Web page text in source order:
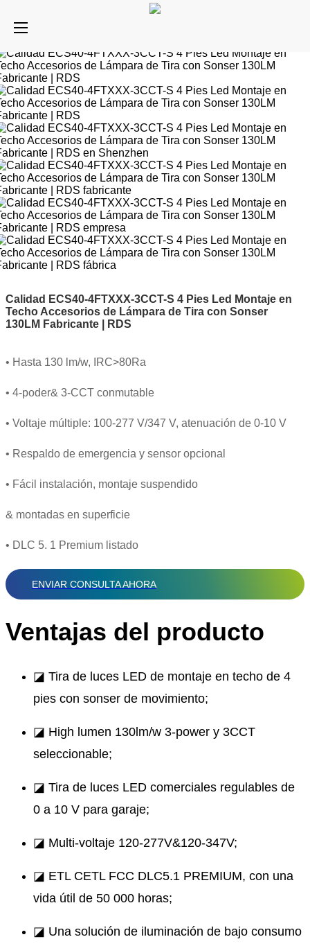
Calidad ECS40-4FTXXX-3CCT-S 4 Pies Led Montaje en
Techo Accesorios de Lámpara de Tira con Sonser
130LM Fabricante | RDS
• Hasta 130 lm/w, IRC>80Ra
• 4-poder& 3-CCT conmutable
• Voltaje múltiple: 100-277 V/347 V, atenuación de 0-10 V
• Respaldo de emergencia y sensor opcional
• Fácil instalación, montaje suspendido
& montadas en superficie
• DLC 5. 1 Premium listado
ENVIAR CONSULTA AHORA
Ventajas del producto
◪ Tira de luces LED de montaje en techo de 4
pies con sonser de movimiento;
◪ High lumen 130lm/w 3-power y 3CCT
seleccionable;
◪ Tira de luces LED comerciales regulables de
0 a 10 V para garaje;
◪ Multi-voltaje 120-277V&120-347V;
◪ ETL CETL FCC DLC5.1 PREMIUM, con una
vida útil de 50 000 horas;
◪ Una ​​solución de iluminación de bajo consumo